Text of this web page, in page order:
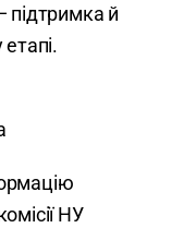
підтримка й
НУ